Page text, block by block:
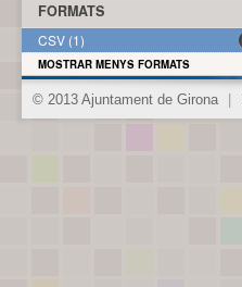
FORMATS
CSV (1)
MOSTRAR MENYS FORMATS
© 2013 Ajuntament de Girona